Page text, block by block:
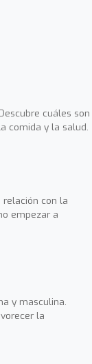
cuáles son
comida y la salud.
con la
empezar a
y masculina.
la